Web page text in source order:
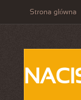
Strona główna